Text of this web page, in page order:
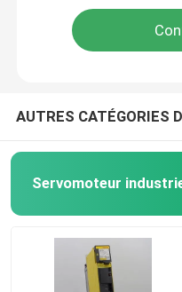
Contrôleur
AUTRES CATÉGORIES
Servomoteur